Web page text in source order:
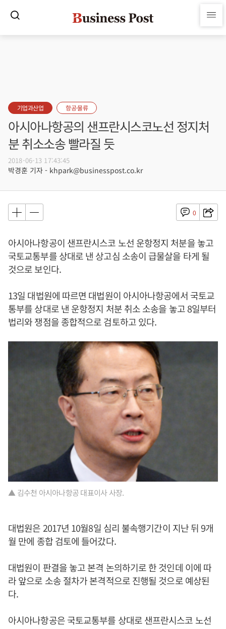
기업과산업 항공·물류
아시아나항공의 샌프란시스코노선 정지처
분 취소소송 빨라질 듯
2018-06-13 17:43:45
박경훈 기자 - khpark@businesspost.co.kr
0
아시아나항공이 샌프란시스코 노선 운항정지 처분을 놓고
국토교통부를 상대로 낸 상고심 소송이 급물살을 타게 될
것으로 보인다.
13일 대법원에 따르면 대법원이 아시아나항공에서 국토교
통부를 상대로 낸 운항정지 처분 취소 소송을 놓고 8일부터
법리와 쟁점을 종합적으로 검토하고 있다.
▲ 김수천 아시아나항공 대표이사 사장.
대법원은 2017년 10월8일 심리 불속행기간이 지난 뒤 9개
월 만에 종합 검토에 들어갔다.
대법원이 판결을 놓고 본격 논의하기로 한 것인데 이에 따
라 앞으로 소송 절차가 본격적으로 진행될 것으로 예상된
다.
아시아나항공은 국토교통부를 상대로 샌프란시스코 노선